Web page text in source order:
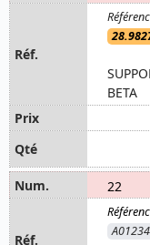
BETA
22